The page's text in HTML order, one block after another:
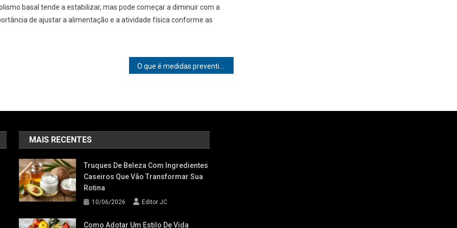
basal tende a estabilizar, mas pode começar a diminuir com a
de ajustar a alimentação e a atividade física conforme as
MAIS RECENTES
Truques De Beleza Com Ingredientes
Caseiros Que Vão Transformar Sua
Rotina
10/06/2026 Editor JC
Como Adotar Um Estilo De Vida